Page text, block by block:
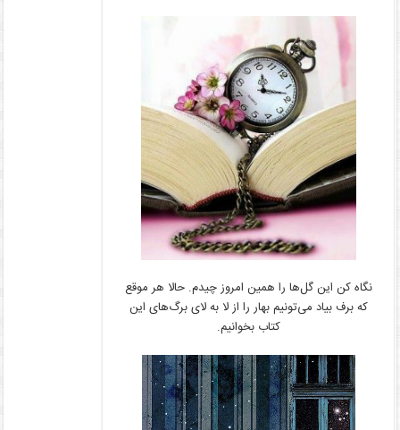
نگاه کن این گل‌ها را همین امروز چیدم. حالا هر موقع
که برف بیاد می‌تونیم بهار را از لا به لای برگ‌های این
کتاب بخوانیم.